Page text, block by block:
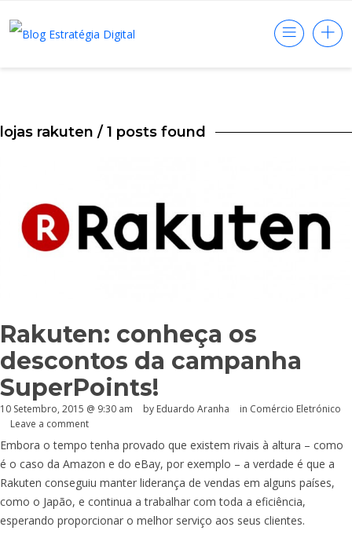
lojas rakuten / 1 posts found
Rakuten: conheça os
descontos da campanha
SuperPoints!
10 Setembro, 2015 @ 9:30 am by Eduardo Aranha in Comércio Eletrónico
Leave a comment
Embora o tempo tenha provado que existem rivais à altura – como
é o caso da Amazon e do eBay, por exemplo – a verdade é que a
Rakuten conseguiu manter liderança de vendas em alguns países,
como o Japão, e continua a trabalhar com toda a eficiência,
esperando proporcionar o melhor serviço aos seus clientes.